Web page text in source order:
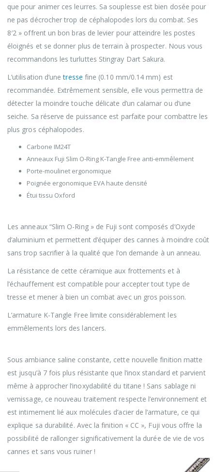
que pour animer ces leurres. Sa souplesse est bien dosée pour
ne pas décrocher trop de céphalopodes lors du combat. Ses
8′2 » offrent un bon bras de levier pour atteindre les postes
éloignés et se donner plus de terrain à prospecter. Nous vous
recommandons les turluttes Stingray Dart Sakura.
L’utilisation d’unetresse fine (0.10 mm/0.14 mm) est
recommandée. Extrêmement sensible, elle vous permettra de
détecter la moindre touche délicate d’un calamar ou d’une
seiche. Sa réserve de puissance est parfaite pour combattre les
plus gros céphalopodes.
Carbone IM24T
Anneaux Fuji Slim O-Ring K-Tangle Free anti-emmêlement
Porte-moulinet ergonomique
Poignée ergonomique EVA haute densité
Étui tissu Oxford
Les anneaux “Slim O-Ring » de Fuji sont composés d’Oxyde
d’aluminium et permettent d’équiper des cannes à moindre coût
sans trop sacrifier à la qualité que l’on demande à un anneau.
La résistance de cette céramique aux frottements et à
l’échauffement est compatible pour accepter tout type de
tresse et mener à bien un combat avec un gros poisson.
L’armature K-Tangle Free limite considérablement les
emmêlements lors des lancers.
Sous ambiance saline constante, cette nouvelle finition matte
est jusqu’à 7 fois plus résistante que l’inox standard et parvient
même à approcher l’inoxydabilité du titane ! Sans sablage ni
vernissage, ce nouveau traitement respecte l’environnement et
est intimement lié aux molécules d’acier de l’armature, ce qui
explique sa durabilité. Avec la finition « CC », Fuji vous offre la
possibilité de rallonger significativement la durée de vie de vos
cannes et sans vous ruiner !